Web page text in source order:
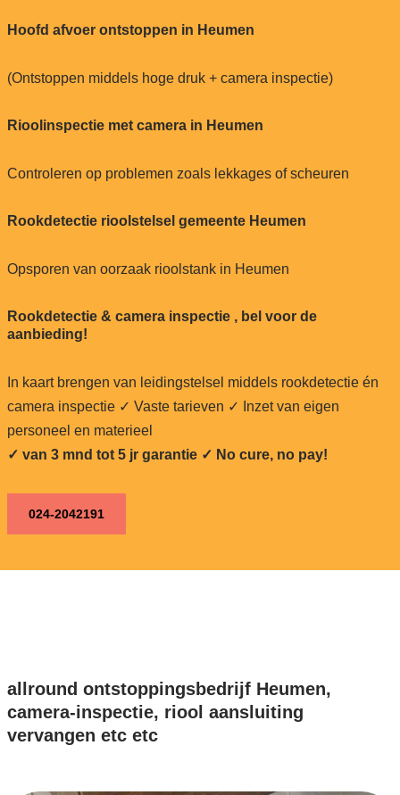
Hoofd afvoer ontstoppen in Heumen
(Ontstoppen middels hoge druk + camera inspectie)
Rioolinspectie met camera in Heumen
Controleren op problemen zoals lekkages of scheuren
Rookdetectie rioolstelsel gemeente Heumen
Opsporen van oorzaak rioolstank in Heumen
Rookdetectie & camera inspectie , bel voor de
aanbieding!
In kaart brengen van leidingstelsel middels rookdetectie én
camera inspectie ✓ Vaste tarieven ✓ Inzet van eigen
personeel en materieel
✓ van 3 mnd tot 5 jr garantie ✓ No cure, no pay!
024-2042191
allround ontstoppingsbedrijf Heumen,
camera-inspectie, riool aansluiting
vervangen etc etc